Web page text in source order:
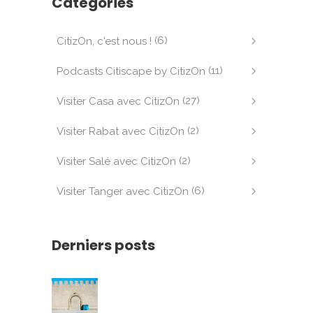
CitizOn, c'est nous ! (6)
Podcasts Citiscape by CitizOn (11)
Visiter Casa avec CitizOn (27)
Visiter Rabat avec CitizOn (2)
Visiter Salé avec CitizOn (2)
Visiter Tanger avec CitizOn (6)
Derniers posts